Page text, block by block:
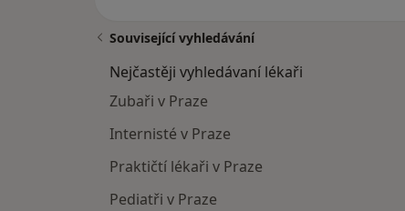
Související vyhledávání
Nejčastěji vyhledávaní lékaři
Zubaři v Praze
Internisté v Praze
Praktičtí lékaři v Praze
Pediatři v Praze